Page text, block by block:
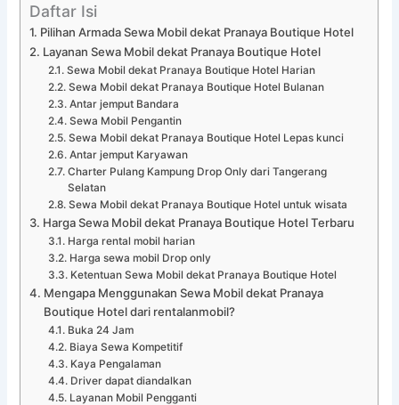
Daftar Isi
Pilihan Armada Sewa Mobil dekat Pranaya Boutique Hotel
Layanan Sewa Mobil dekat Pranaya Boutique Hotel
Sewa Mobil dekat Pranaya Boutique Hotel Harian
Sewa Mobil dekat Pranaya Boutique Hotel Bulanan
Antar jemput Bandara
Sewa Mobil Pengantin
Sewa Mobil dekat Pranaya Boutique Hotel Lepas kunci
Antar jemput Karyawan
Charter Pulang Kampung Drop Only dari Tangerang
Selatan
Sewa Mobil dekat Pranaya Boutique Hotel untuk wisata
Harga Sewa Mobil dekat Pranaya Boutique Hotel Terbaru
Harga rental mobil harian
Harga sewa mobil Drop only
Ketentuan Sewa Mobil dekat Pranaya Boutique Hotel
Mengapa Menggunakan Sewa Mobil dekat Pranaya
Boutique Hotel dari rentalanmobil?
Buka 24 Jam
Biaya Sewa Kompetitif
Kaya Pengalaman
Driver dapat diandalkan
Layanan Mobil Pengganti